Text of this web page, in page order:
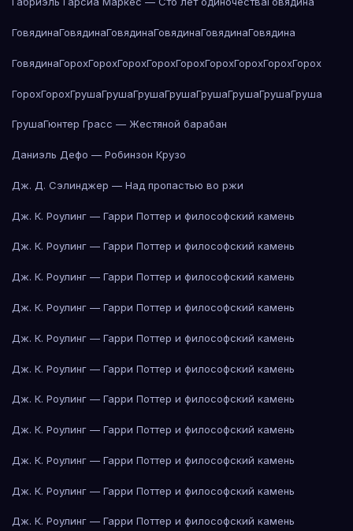
ГовядинаГовядинаГовядинаГовядинаГовядинаГовядина
ГовядинаГорохГорохГорохГорохГорохГорохГорохГорохГорох
ГорохГорохГрушаГрушаГрушаГрушаГрушаГрушаГрушаГруша
ГрушаГюнтер Грасс — Жестяной барабан
Даниэль Дефо — Робинзон Крузо
Дж. Д. Сэлинджер — Над пропастью во ржи
Дж. К. Роулинг — Гарри Поттер и философский камень
Дж. К. Роулинг — Гарри Поттер и философский камень
Дж. К. Роулинг — Гарри Поттер и философский камень
Дж. К. Роулинг — Гарри Поттер и философский камень
Дж. К. Роулинг — Гарри Поттер и философский камень
Дж. К. Роулинг — Гарри Поттер и философский камень
Дж. К. Роулинг — Гарри Поттер и философский камень
Дж. К. Роулинг — Гарри Поттер и философский камень
Дж. К. Роулинг — Гарри Поттер и философский камень
Дж. К. Роулинг — Гарри Поттер и философский камень
Дж. К. Роулинг — Гарри Поттер и философский камень